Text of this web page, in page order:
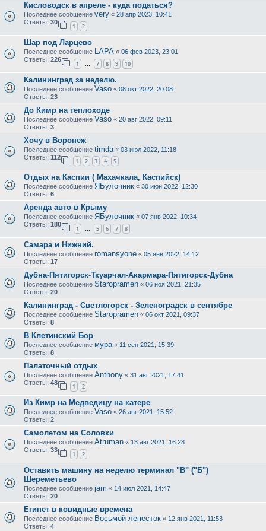
Кисловодск в апреле - куда податься?
Последнее сообщение very « 28 апр 2023, 10:41
Ответы: 30
1 2
Шар под Ларцево
Последнее сообщение LAPA « 06 фев 2023, 23:01
Ответы: 226
1 … 7 8 9 10
Калининград за неделю.
Последнее сообщение Vaso « 08 окт 2022, 20:08
Ответы: 23
До Кимр на теплоходе
Последнее сообщение Vaso « 20 авг 2022, 09:11
Ответы: 3
Хочу в Воронеж
Последнее сообщение timda « 03 июл 2022, 11:18
Ответы: 112
1 2 3 4 5
Отдых на Каспии ( Махачкала, Каспийск)
Последнее сообщение ЯБулочник « 30 июн 2022, 12:30
Ответы: 6
Аренда авто в Крыму
Последнее сообщение ЯБулочник « 07 янв 2022, 10:34
Ответы: 180
1 … 5 6 7 8
Самара и Нижний.
Последнее сообщение romansyone « 05 янв 2022, 14:12
Ответы: 17
Дубна-Пятигорск-Ткуарчал-Акармара-Пятигорск-Дубна
Последнее сообщение Staropramen « 06 ноя 2021, 21:35
Ответы: 20
Калининград - Светлогорск - Зеленоградск в сентябре
Последнее сообщение Staropramen « 06 окт 2021, 09:37
Ответы: 8
В Клетинский Бор
Последнее сообщение мура « 11 сен 2021, 15:39
Ответы: 8
Палаточный отдых
Последнее сообщение Anthony « 31 авг 2021, 17:41
Ответы: 48
1 2
Из Кимр на Медведицу на катере
Последнее сообщение Vaso « 26 авг 2021, 15:52
Ответы: 2
Самолетом на Соловки
Последнее сообщение Atruman « 13 авг 2021, 16:28
Ответы: 33
1 2
Оставить машину на неделю терминал "В" ("Б")
Шереметьево
Последнее сообщение jam « 14 июл 2021, 14:47
Ответы: 20
Египет в ковидные времена
Последнее сообщение Восьмой лепесток « 12 янв 2021, 11:53
Ответы: 4